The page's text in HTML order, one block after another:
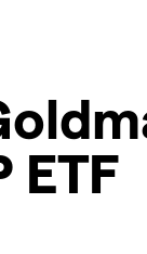
ETF